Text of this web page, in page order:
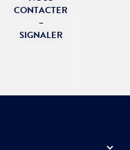
CONTACTER
–
SIGNALER